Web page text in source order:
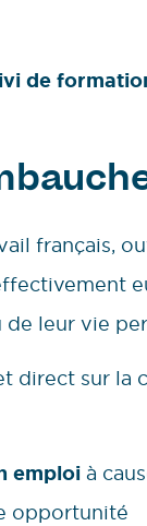
de
français,
leur vie
direct sur la
emploi à
opportunité